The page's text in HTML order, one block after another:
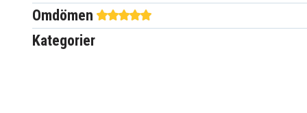
Volt: 20V
Pin: Lenovo Slim Tip
Kabellängd: 2m
Omdömen
Kategorier